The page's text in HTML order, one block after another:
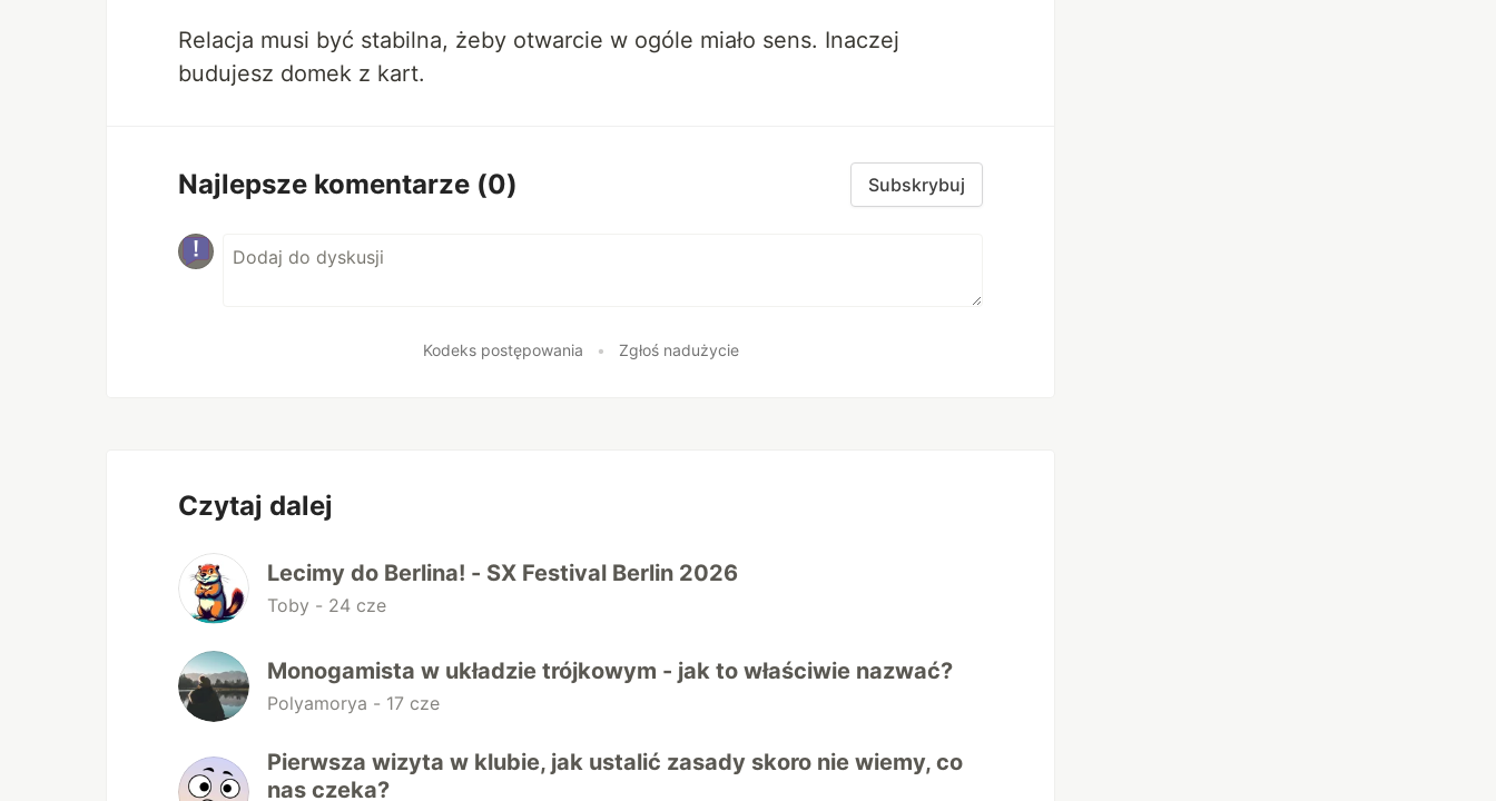
Relacja musi być stabilna, żeby otwarcie w ogóle miało sens. Inaczej
budujesz domek z kart.
Najlepsze komentarze (0) Subskrybuj
Kodeks postępowania • Zgłoś nadużycie
Czytaj dalej
Lecimy do Berlina! - SX Festival Berlin 2026
Toby - 24 cze
Monogamista w układzie trójkowym - jak to właściwie nazwać?
Polyamorya - 17 cze
Pierwsza wizyta w klubie, jak ustalić zasady skoro nie wiemy, co
nas czeka?